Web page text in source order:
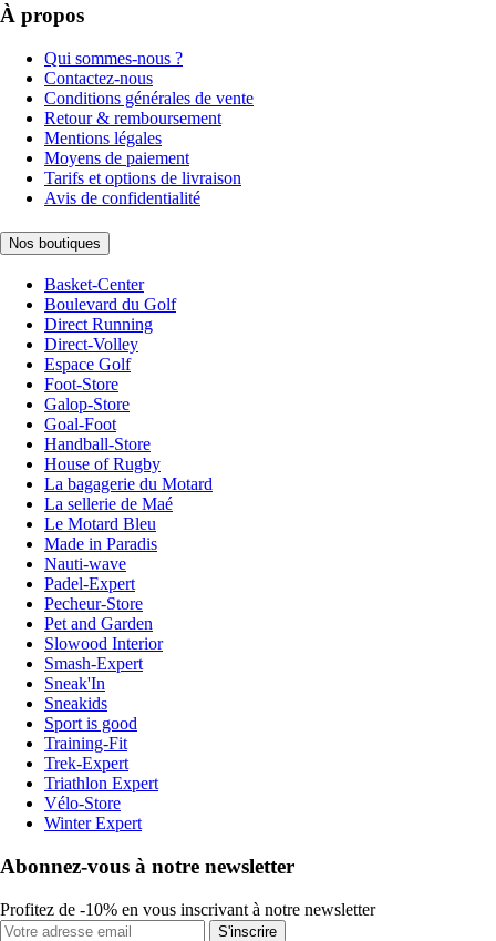
À propos
Qui sommes-nous ?
Contactez-nous
Conditions générales de vente
Retour & remboursement
Mentions légales
Moyens de paiement
Tarifs et options de livraison
Avis de confidentialité
Nos boutiques
Basket-Center
Boulevard du Golf
Direct Running
Direct-Volley
Espace Golf
Foot-Store
Galop-Store
Goal-Foot
Handball-Store
House of Rugby
La bagagerie du Motard
La sellerie de Maé
Le Motard Bleu
Made in Paradis
Nauti-wave
Padel-Expert
Pecheur-Store
Pet and Garden
Slowood Interior
Smash-Expert
Sneak'In
Sneakids
Sport is good
Training-Fit
Trek-Expert
Triathlon Expert
Vélo-Store
Winter Expert
Abonnez-vous à notre newsletter
Profitez de -10% en vous inscrivant à notre newsletter
S'inscrire